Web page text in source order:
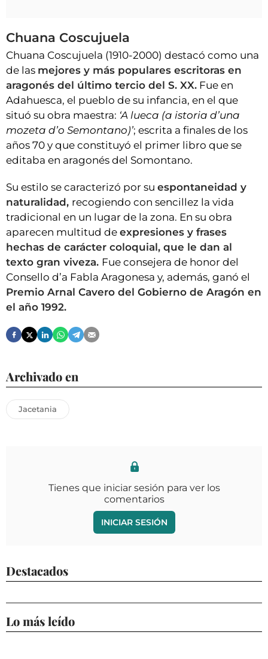
Chuana Coscujuela
Chuana Coscujuela (1910-2000) destacó como una
de las mejores y más populares escritoras en
aragonés del último tercio del S. XX. Fue en
Adahuesca, el pueblo de su infancia, en el que
situó su obra maestra: ‘A lueca (a istoria d’una
mozeta d’o Semontano)’; escrita a finales de los
años 70 y que constituyó el primer libro que se
editaba en aragonés del Somontano.
Su estilo se caracterizó por su espontaneidad y
naturalidad, recogiendo con sencillez la vida
tradicional en un lugar de la zona. En su obra
aparecen multitud de expresiones y frases
hechas de carácter coloquial, que le dan al
texto gran viveza. Fue consejera de honor del
Consello d’a Fabla Aragonesa y, además, ganó el
Premio Arnal Cavero del Gobierno de Aragón en
el año 1992.
Archivado en
Jacetania
Tienes que iniciar sesión para ver los
comentarios
INICIAR SESIÓN
Destacados
Lo más leído